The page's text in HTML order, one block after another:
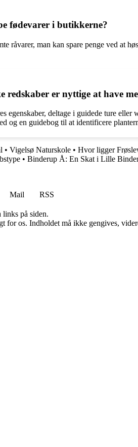
fødevarer i butikkerne?
råvarer, man kan spare penge ved at
er nyttige at have
deltage i guidede ture
og en guidebog til at identificere
• Vigelsø Naturskole • Hvor ligger
• Binderup Å: En Skat i Lille
Mail
RSS
på siden.
os. Indholdet må ikke gengives,